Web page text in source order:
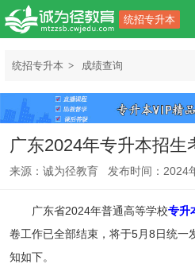
统招专升本
统招专升本 成绩查询
广东2024年专升本招生
来源：诚为径教育 发布时间：2024
广东省2024年普通高等学校专升
卷工作已全部结束，将于5月8日统一
知如下。